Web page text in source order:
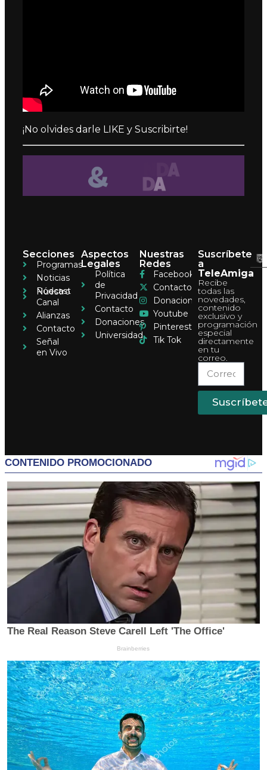
¡No olvides darle LIKE y Suscribirte!
Secciones
Programas
Noticias
Pódcast
Nuestro
Canal
Alianzas
Contacto
Señal
en Vivo
Aspectos
Legales
Política
de
Privacidad
Contacto
Donaciones
Universidad
Nuestras
Redes
Facebook
Contacto
Donaciones
Youtube
Pinterest
Tik Tok
Suscríbete
a
TeleAmiga
Recibe
todas las
novedades,
contenido
exclusivo y
programación
especial
directamente
en tu
correo.